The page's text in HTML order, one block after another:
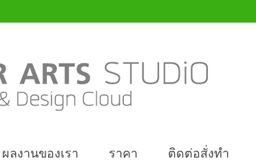
ผลงานของเรา ราคา ติดต่อสั่งทำ